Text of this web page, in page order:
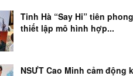
Tinh Hà “Say Hi” tiên phong
thiết lập mô hình hợp...
NSƯT Cao Minh cảm động